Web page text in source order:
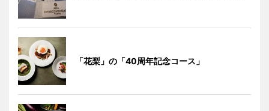
「花梨」の「40周年記念コース」